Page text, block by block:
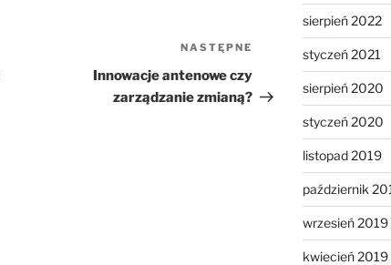
Następny
wpis
NASTĘPNE
Innowacje antenowe czy
zarządzanie zmianą?
sierpień 2022
styczeń 2021
sierpień 2020
styczeń 2020
listopad 2019
październik
wrzesień 2019
kwiecień 2019